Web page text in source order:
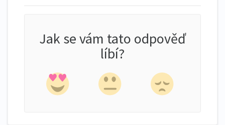
Jak se vám tato odpověď
líbí?